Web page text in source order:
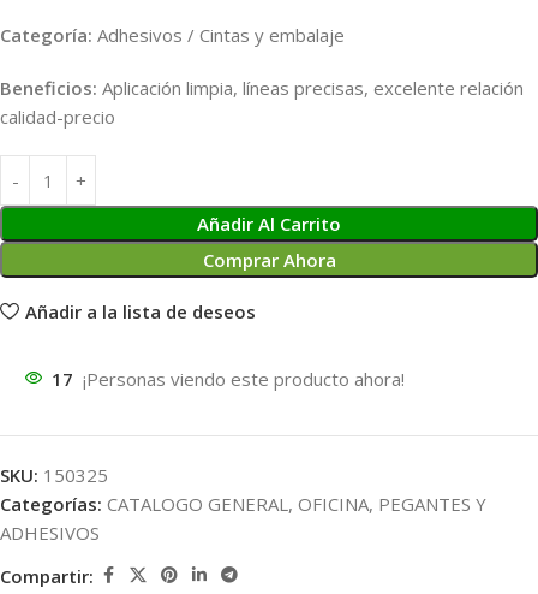
Categoría: Adhesivos / Cintas y embalaje
Beneficios: Aplicación limpia, líneas precisas, excelente relación
calidad-precio
Añadir Al Carrito
Comprar Ahora
Añadir a la lista de deseos
17 ¡Personas viendo este producto ahora!
SKU: 150325
Categorías: CATALOGO GENERAL, OFICINA, PEGANTES Y
ADHESIVOS
Compartir: